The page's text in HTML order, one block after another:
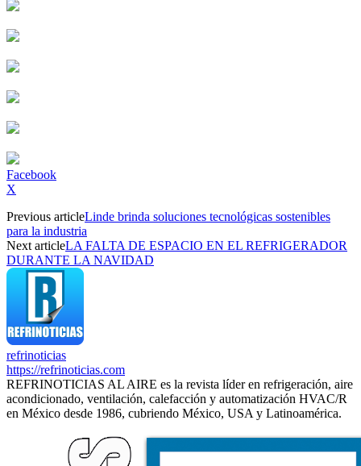
Facebook
X
Previous articleLinde brinda soluciones tecnológicas sostenibles
para la industria
Next articleLA FALTA DE ESPACIO EN EL REFRIGERADOR
DURANTE LA NAVIDAD
refrinoticias
https://refrinoticias.com
REFRINOTICIAS AL AIRE es la revista líder en refrigeración, aire
acondicionado, ventilación, calefacción y automatización HVAC/R
en México desde 1986, cubriendo México, USA y Latinoamérica.